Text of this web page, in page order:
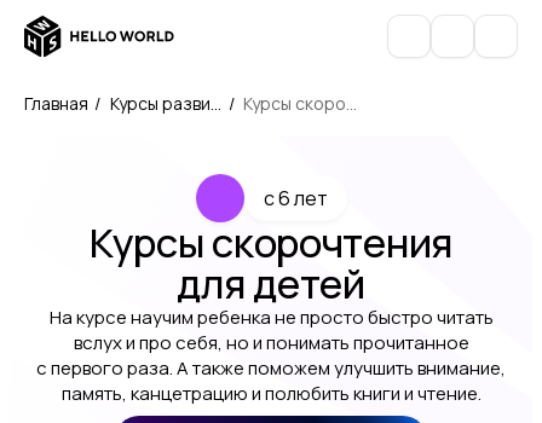
Главная / Курсы развит / Курсы скороч
c 6 лет
Курсы скорочтения
для детей
На курсе научим ребенка не просто быстро читать
вслух и про себя, но и понимать прочитанное
с первого раза. А также поможем улучшить внимание,
память, канцетрацию и полюбить книги и чтение.